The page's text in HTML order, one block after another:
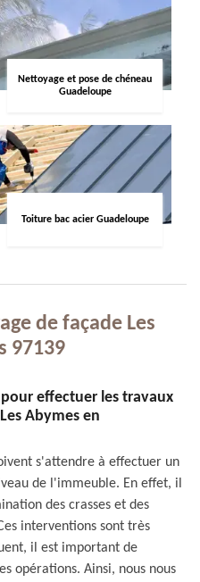
Nettoyage et pose de chéneau
Guadeloupe
Toiture bac acier Guadeloupe
de façade Les
97139
effectuer les travaux
Abymes en
s'attendre à effectuer un
de l'immeuble. En effet, il
des crasses et des
interventions sont très
il est important de
opérations. Ainsi, nous nous